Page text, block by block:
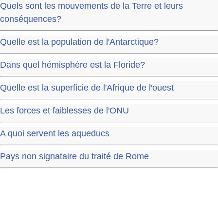
Quels sont les mouvements de la Terre et leurs
conséquences?
Quelle est la population de l'Antarctique?
Dans quel hémisphère est la Floride?
Quelle est la superficie de l'Afrique de l'ouest
Les forces et faiblesses de l'ONU
A quoi servent les aqueducs
Pays non signataire du traité de Rome